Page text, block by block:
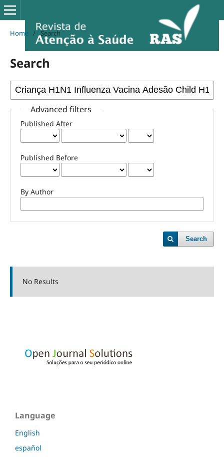
Home / Search
Search
Advanced filters
Published After
Published Before
By Author
Search
No Results
Language
English
español